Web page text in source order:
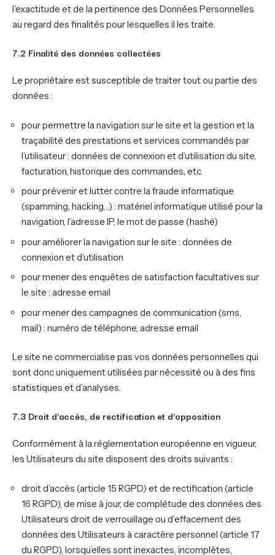
l’exactitude et de la pertinence des Données Personnelles
au regard des finalités pour lesquelles il les traite.
7.2 Finalité des données collectées
Le propriétaire est susceptible de traiter tout ou partie des
données :
pour permettre la navigation sur le site et la gestion et la
traçabilité des prestations et services commandés par
l’utilisateur : données de connexion et d’utilisation du site,
facturation, historique des commandes, etc.
pour prévenir et lutter contre la fraude informatique
(spamming, hacking…) : matériel informatique utilisé pour la
navigation, l’adresse IP, le mot de passe (hashé)
pour améliorer la navigation sur le site : données de
connexion et d’utilisation
pour mener des enquêtes de satisfaction facultatives sur
le site : adresse email
pour mener des campagnes de communication (sms,
mail) : numéro de téléphone, adresse email
Le site ne commercialise pas vos données personnelles qui
sont donc uniquement utilisées par nécessité ou à des fins
statistiques et d’analyses.
7.3 Droit d’accès, de rectification et d’opposition
Conformément à la réglementation européenne en vigueur,
les Utilisateurs du site disposent des droits suivants :
droit d’accès (article 15 RGPD) et de rectification (article
16 RGPD), de mise à jour, de complétude des données des
Utilisateurs droit de verrouillage ou d’effacement des
données des Utilisateurs à caractère personnel (article 17
du RGPD), lorsqu’elles sont inexactes, incomplètes,